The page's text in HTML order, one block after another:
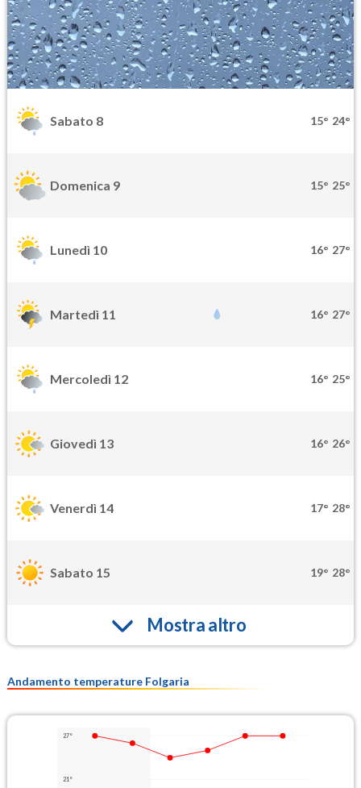
Sabato 8 15° 24°
Domenica 9 15° 25°
Lunedì 10 16° 27°
Martedì 11 16° 27°
Mercoledì 12 16° 25°
Giovedì 13 16° 26°
Venerdì 14 17° 28°
Sabato 15 19° 28°
Mostra altro
Andamento temperature Folgaria
27°
21°